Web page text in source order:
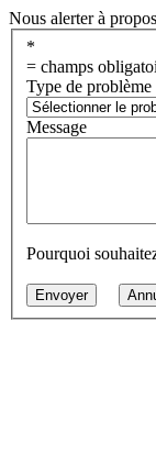
Nous alerter à
*
= champs
Type de problème
Message
Pourquoi